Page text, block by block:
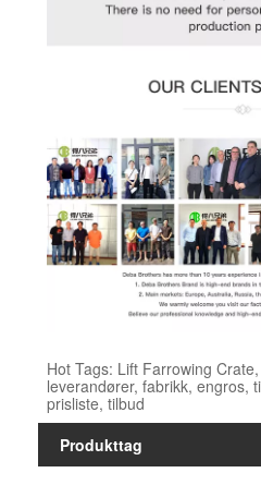
Hot Tags: Lift Farrowing
leverandører, fabrikk, engros,
prisliste, tilbud
Produkttag